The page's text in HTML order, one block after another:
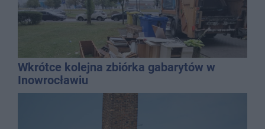
Wkrótce kolejna zbiórka gabarytów w
Inowrocławiu